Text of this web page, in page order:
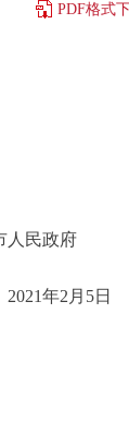
PDF格式
市人民政
2021年2月5